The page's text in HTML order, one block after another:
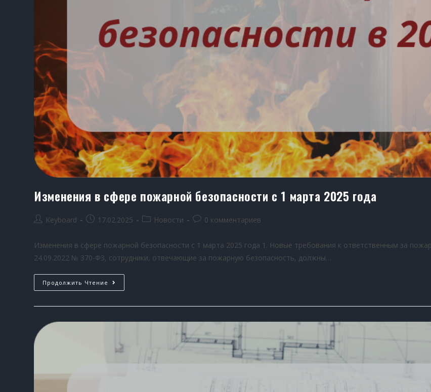
Изменения в сфере пожарной безопасности с 1 марта 2025 года
Keyboard 17.02.2025 Новости 0 комментариев
Изменения в сфере пожарной безопасности с 1 марта 2025 года 1. Новые требования к ответственным за
24.09.2022 № 370-ФЗ, сотрудники, отвечающие за пожарную безопасность, должны…
Продолжить Чтение